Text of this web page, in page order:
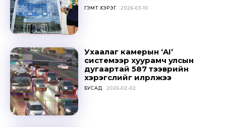
ГЭМТ ХЭРЭГ 2026-03-10
Ухаалаг камерын ‘AI’
системээр хуурамч улсын
дугаартай 587 тээврийн
хэрэгслийг илрүүлжээ
БУСАД 2026-02-02